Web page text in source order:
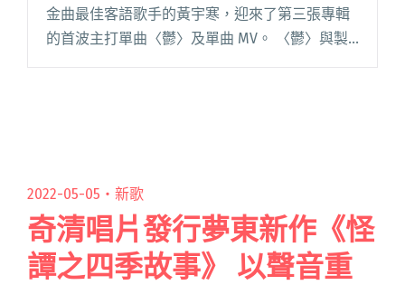
金曲最佳客語歌手的黃宇寒，迎來了第三張專輯
的首波主打單曲〈鬱〉及單曲 MV。 〈鬱〉與製
作上的良師益友林易祺再度合作；MV 影像則攜手
2022-05-05・ 新歌
奇清唱片發行夢東新作《怪
譚之四季故事》 以聲音重